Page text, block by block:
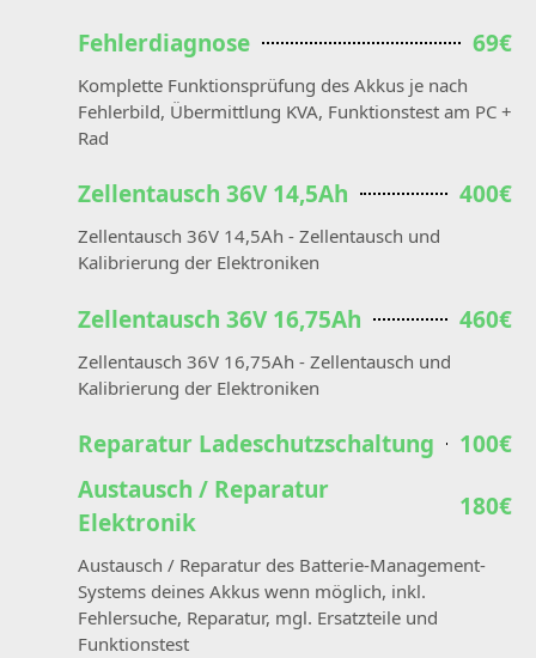
Fehlerdiagnose 69€
Komplette Funktionsprüfung des Akkus je nach
Fehlerbild, Übermittlung KVA, Funktionstest am PC +
Rad
Zellentausch 36V 14,5Ah 400€
Zellentausch 36V 14,5Ah - Zellentausch und
Kalibrierung der Elektroniken
Zellentausch 36V 16,75Ah 460€
Zellentausch 36V 16,75Ah - Zellentausch und
Kalibrierung der Elektroniken
Reparatur Ladeschutzschaltung
100€
Austausch / Reparatur
Elektronik
180€
Austausch / Reparatur des Batterie-Management-
Systems deines Akkus wenn möglich, inkl.
Fehlersuche, Reparatur, mgl. Ersatzteile und
Funktionstest